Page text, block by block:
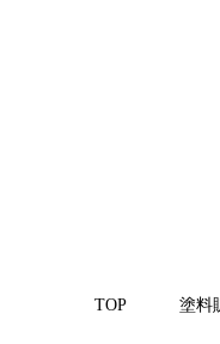
TOP 塗料